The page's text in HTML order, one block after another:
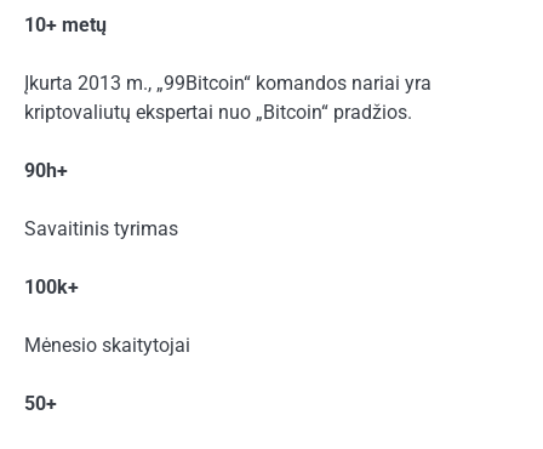
10+ metų
Įkurta 2013 m., „99Bitcoin“ komandos nariai yra
kriptovaliutų ekspertai nuo „Bitcoin“ pradžios.
90h+
Savaitinis tyrimas
100k+
Mėnesio skaitytojai
50+